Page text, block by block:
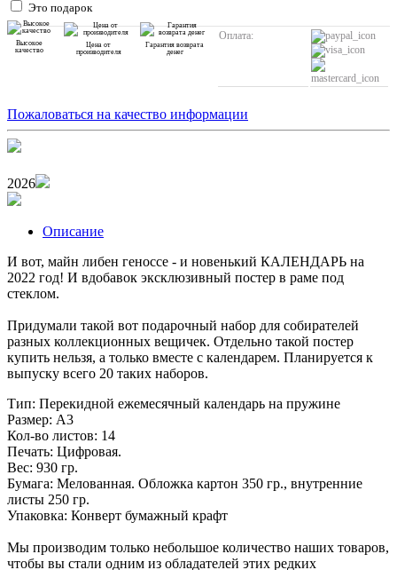
Это подарок
Высокое
качество
Цена от
производителя
Гарантия возврата
денег
Оплата:
Пожаловаться на качество информации
2026
Описание
И вот, майн либен геноссе - и новенький КАЛЕНДАРЬ на
2022 год! И вдобавок эксклюзивный постер в раме под
стеклом.
Придумали такой вот подарочный набор для собирателей
разных коллекционных вещичек. Отдельно такой постер
купить нельзя, а только вместе с календарем. Планируется к
выпуску всего 20 таких наборов.
Тип: Перекидной ежемесячный календарь на пружине
Размер: А3
Кол-во листов: 14
Печать: Цифровая.
Вес: 930 гр.
Бумага: Мелованная. Обложка картон 350 гр., внутренние
листы 250 гр.
Упаковка: Конверт бумажный крафт
Мы производим только небольшое количество наших товаров,
чтобы вы стали одним из обладателей этих редких